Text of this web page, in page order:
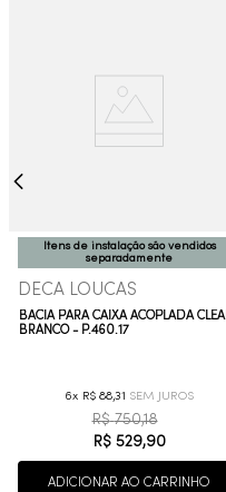
Itens de instalação são vendidos
separadamente
DECA LOUCAS
BACIA PARA CAIXA ACOPLADA
BRANCO - P.460.17
6 R$ 88,31
R$ 750,18
R$ 529,90
ADICIONAR AO CARRINHO